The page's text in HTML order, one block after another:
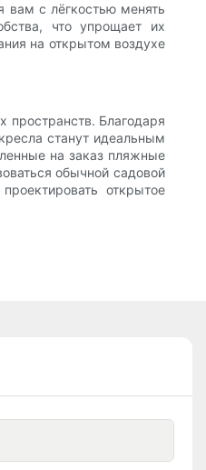
вам с лёгкостью менять
что упрощает их
на открытом воздухе
пространств. Благодаря
станут идеальным
на заказ пляжные
обычной садовой
открытое